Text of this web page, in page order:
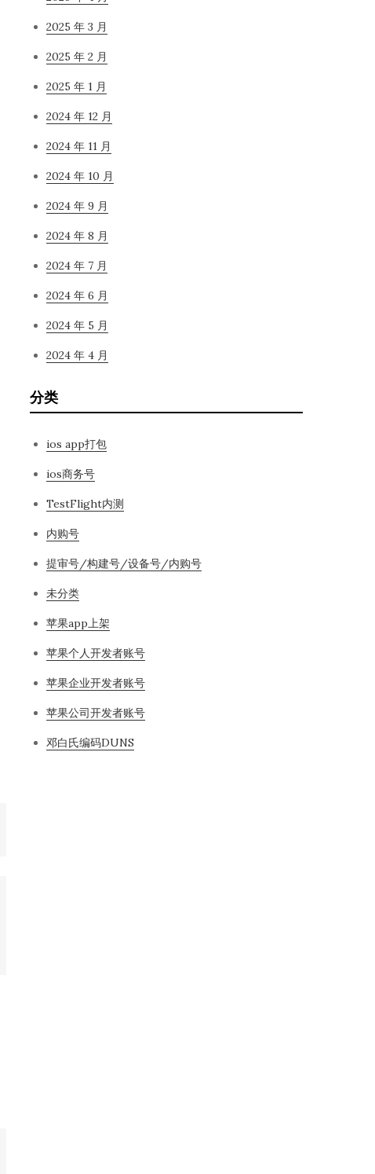
2025 年 3 月
2025 年 2 月
2025 年 1 月
2024 年 12 月
2024 年 11 月
2024 年 10 月
2024 年 9 月
2024 年 8 月
2024 年 7 月
2024 年 6 月
2024 年 5 月
2024 年 4 月
分类
ios app打包
ios商务号
TestFlight内测
内购号
提审号/构建号/设备号/内购号
未分类
苹果app上架
苹果个人开发者账号
苹果企业开发者账号
苹果公司开发者账号
邓白氏编码DUNS